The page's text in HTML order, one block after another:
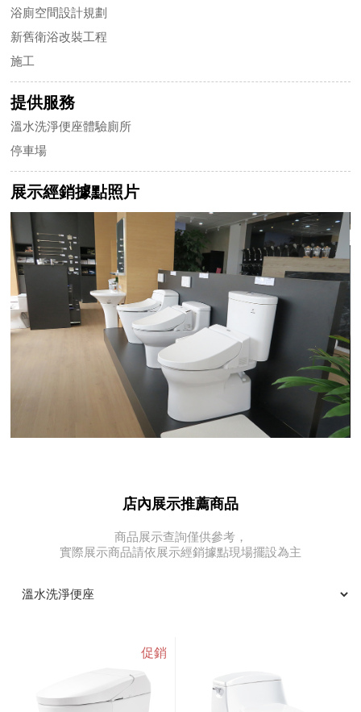
浴廁空間設計規劃
新舊衛浴改裝工程
施工
提供服務
溫水洗淨便座體驗廁所
停車場
展示經銷據點照片
店內展示推薦商品
商品展示查詢僅供參考，
實際展示商品請依展示經銷據點現場擺設為主